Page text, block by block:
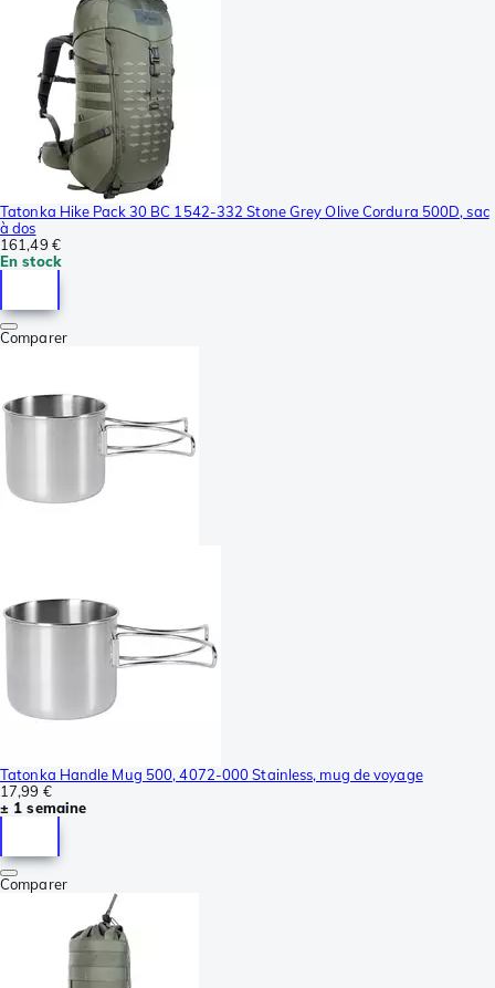
Tatonka Hike Pack 30 BC 1542-332 Stone Grey Olive Cordura 500D, sac
à dos
161,49 €
En stock
Comparer
Tatonka Handle Mug 500, 4072-000 Stainless, mug de voyage
17,99 €
± 1 semaine
Comparer